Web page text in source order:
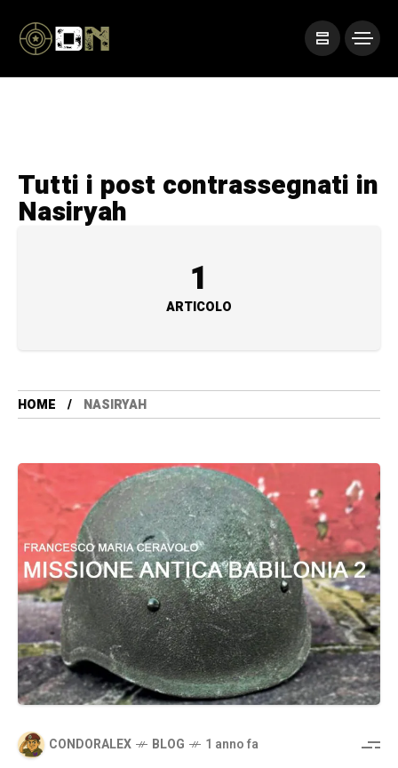
Tutti i post contrassegnati in
Nasiryah
1
ARTICOLO
HOME NASIRYAH
CONDORALEX BLOG 1 anno fa